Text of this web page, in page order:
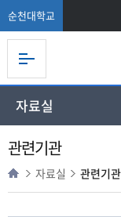
순천대학교
자료실
관련기관
자료실 관련기관